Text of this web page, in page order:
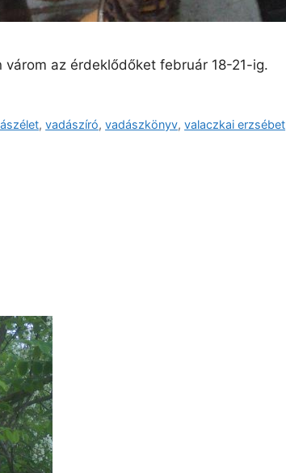
az érdeklődőket február 18-21-ig.
,vadászíró,vadászkönyv,valaczkai erzsébet